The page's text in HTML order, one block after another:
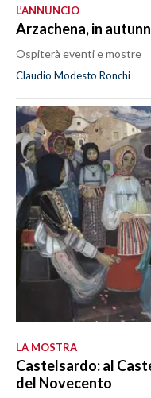
L’ANNUNCIO
Arzachena, in
Ospiterà eventi e mostre
Claudio Modesto Ronchi
LA MOSTRA
Castelsardo: al
del Novecento